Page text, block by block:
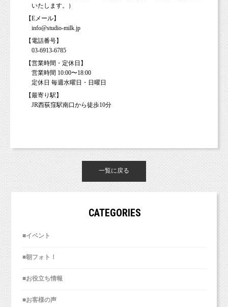
いたします。）
【Eメール】
info@studio-milk.jp
【電話番号】
03-6913-6785
【営業時間・定休日】
営業時間 10:00〜18:00
定休日 毎週水曜日・日曜日
【最寄り駅】
JR西荻窪駅南口から徒歩10分
一覧に戻る
CATEGORIES
■イベント
■朝フォト！
■お役立ち情報
■お客様の声